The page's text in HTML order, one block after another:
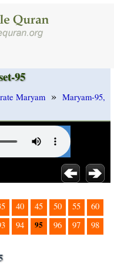
95
Maryam » Maryam-95,
40 45 50 55
60
94 95 96 97 98